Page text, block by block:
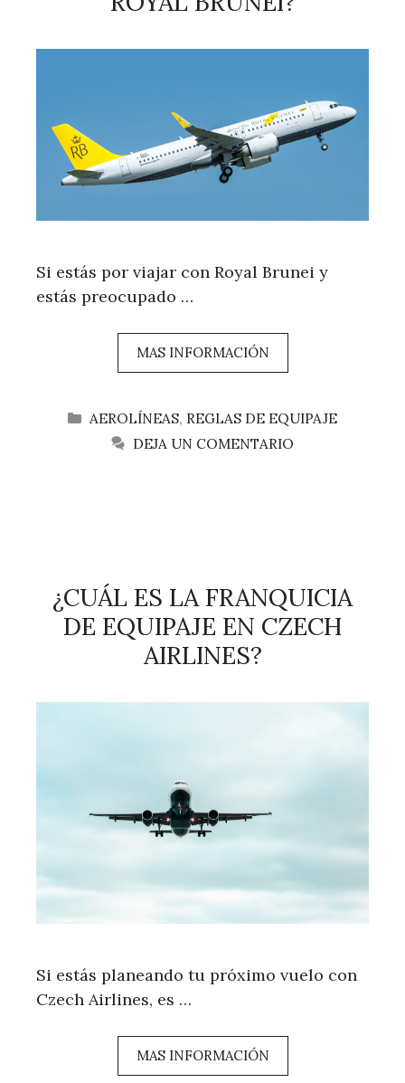
Si estás por viajar con Royal Brunei y
estás preocupado …
MAS INFORMACIÓN
CATEGORÍAS
AEROLÍNEAS, REGLAS DE EQUIPAJE
DEJA UN COMENTARIO
¿CUÁL ES LA FRANQUICIA
DE EQUIPAJE EN CZECH
AIRLINES?
Si estás planeando tu próximo vuelo con
Czech Airlines, es …
MAS INFORMACIÓN